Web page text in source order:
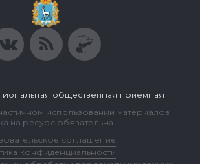
общественная приемная
использовании материалов
на ресурс обязательна.
соглашение
конфиденциальности